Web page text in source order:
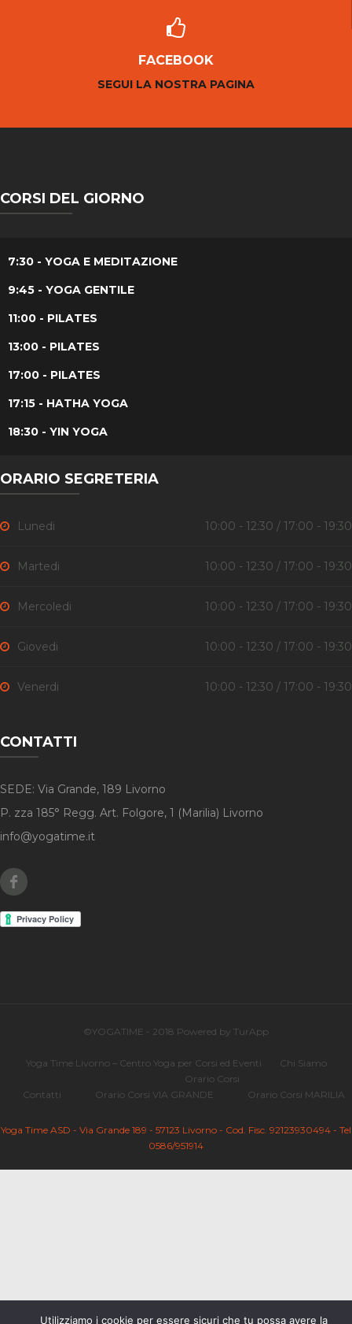
FACEBOOK
SEGUI LA NOSTRA PAGINA
CORSI DEL GIORNO
7:30 - YOGA E MEDITAZIONE
9:45 - YOGA GENTILE
11:00 - PILATES
13:00 - PILATES
17:00 - PILATES
17:15 - HATHA YOGA
18:30 - YIN YOGA
ORARIO SEGRETERIA
Lunedi 10:00 - 12:30 / 17:00 - 19:30
Martedi 10:00 - 12:30 / 17:00 - 19:30
Mercoledi 10:00 - 12:30 / 17:00 - 19:30
Giovedi 10:00 - 12:30 / 17:00 - 19:30
Venerdi 10:00 - 12:30 / 17:00 - 19:30
CONTATTI
SEDE: Via Grande, 189 Livorno
P. zza 185° Regg. Art. Folgore, 1 (Marilia) Livorno
info@yogatime.it
©YOGATIME - 2018 Powered by TurApp
Yoga Time Livorno – Centro Yoga per Corsi ed Eventi Chi Siamo
Contatti
Orario Corsi
Orario Corsi VIA GRANDE
Orario Corsi MARILIA
Yoga Time ASD - Via Grande 189 - 57123 Livorno - Cod. Fisc. 92123930494 - Tel
0586/951914
Utilizziamo i cookie per essere sicuri che tu possa avere la